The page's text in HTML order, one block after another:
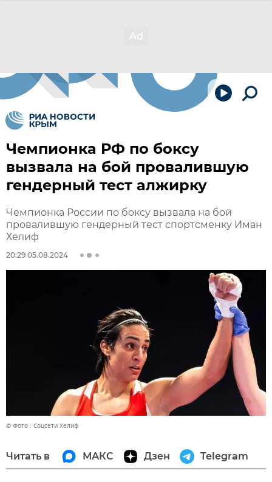
Чемпионка РФ по боксу
вызвала на бой провалившую
гендерный тест алжирку
Чемпионка России по боксу вызвала на бой
провалившую гендерный тест спортсменку Иман
Хелиф
20:29 05.08.2024
© Фото : Соцсети Хелиф
Читать в МАКС Дзен Telegram